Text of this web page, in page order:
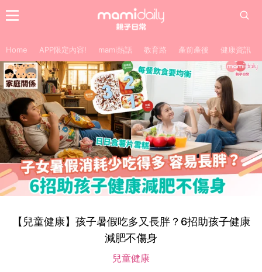
Home APP限定內容! mami熱話 教育路 產前產後 健康資訊
【兒童健康】孩子暑假吃多又長胖？6招助孩子健康
減肥不傷身
兒童健康